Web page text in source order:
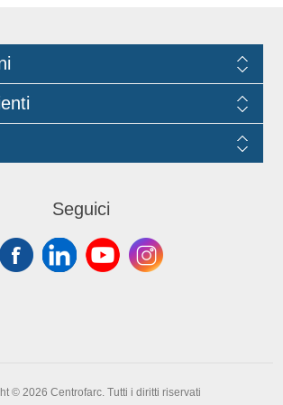
Seguici
© 2026 Centrofarc. Tutti i diritti riservati